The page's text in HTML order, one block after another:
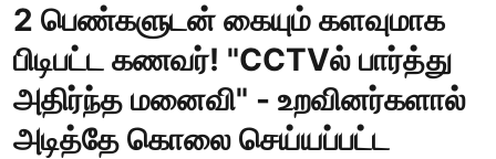
2 பெண்களுடன் கையும் களவுமாக
பிடிபட்ட கணவர்! "CCTVல் பார்த்து
அதிர்ந்த மனைவி" - உறவினர்களால்
அடித்தே கொலை செய்யப்பட்ட